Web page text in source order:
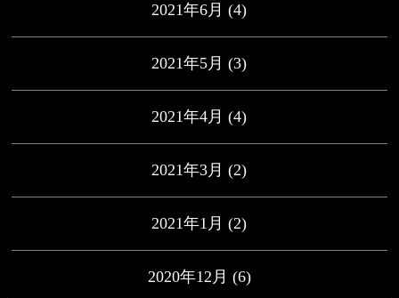
2021年6月 (4)
2021年5月 (3)
2021年4月 (4)
2021年3月 (2)
2021年1月 (2)
2020年12月 (6)